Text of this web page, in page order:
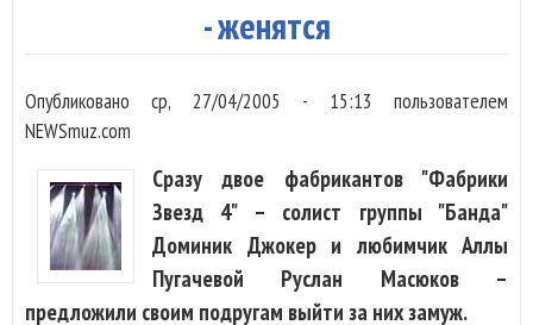
- женятся
Опубликованоср, 27/04/2005 - 15:13 пользователем
NEWSmuz.com
Сразу двое фабрикантов "Фабрики
Звезд 4" – солист группы "Банда"
Доминик Джокер и любимчик Аллы
Пугачевой Руслан Масюков –
предложили своим подругам выйти за них замуж.